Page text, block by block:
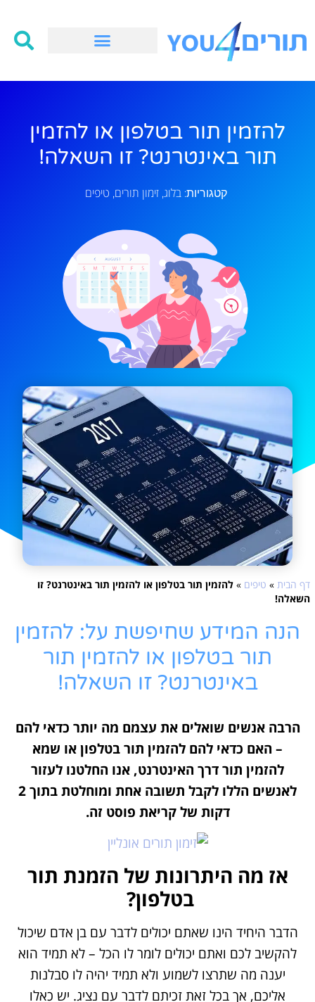
להזמין תור בטלפון או להזמין
תור באינטרנט? זו השאלה!
קטגוריות: בלוג,זימון תורים, טיפים
דף הבית » טיפים » להזמין תור בטלפון או להזמין תור באינטרנט? זו
השאלה!
הנה המידע שחיפשת על: להזמין
תור בטלפון או להזמין תור
באינטרנט? זו השאלה!
הרבה אנשים שואלים את עצמם מה יותר כדאי להם
– האם כדאי להם להזמין תור בטלפון או שמא
להזמין תור דרך האינטרנט, אנו החלטנו לעזור
לאנשים הללו לקבל תשובה אחת ומוחלטת בתוך 2
דקות של קריאת פוסט זה.
אז מה היתרונות של הזמנת תור
בטלפון?
הדבר היחיד הינו שאתם יכולים לדבר עם בן אדם שיכול
להקשיב לכם ואתם יכולים לומר לו הכל – לא תמיד הוא
יענה מה שתרצו לשמוע ולא תמיד יהיה לו סבלנות
אליכם, אך בכל זאת זכיתם לדבר עם נציג. יש כאלו